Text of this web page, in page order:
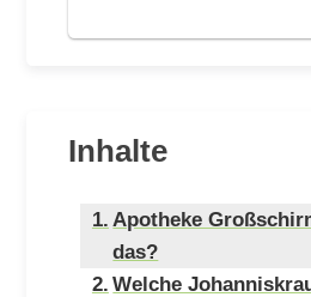
Inhalte
Apotheke
das?
Welche